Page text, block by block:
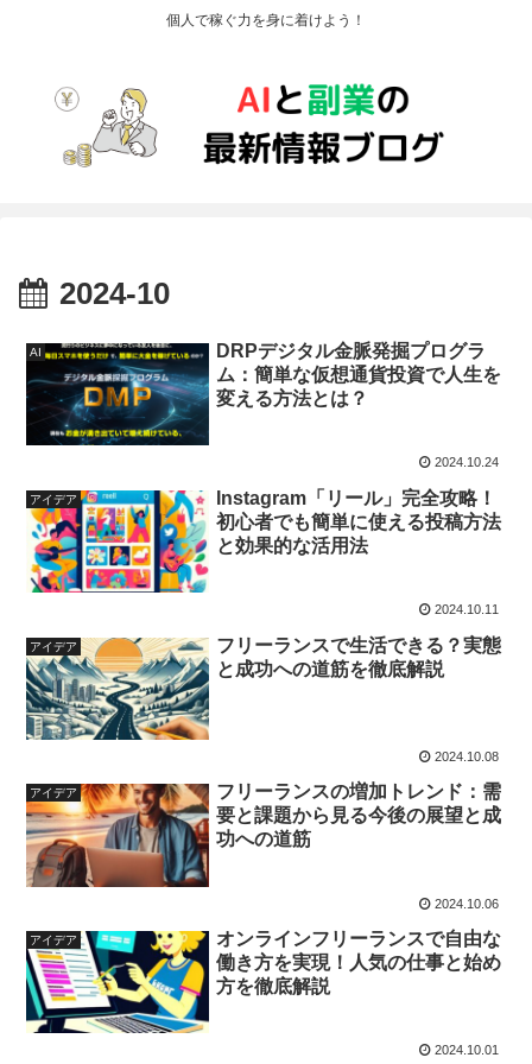
個人で稼ぐ力を身に着けよう！
2024-10
AI
DRPデジタル金脈発掘プログラ
ム：簡単な仮想通貨投資で人生を
変える方法とは？
2024.10.24
アイデア
Instagram「リール」完全攻略！
初心者でも簡単に使える投稿方法
と効果的な活用法
2024.10.11
アイデア
フリーランスで生活できる？実態
と成功への道筋を徹底解説
2024.10.08
アイデア
フリーランスの増加トレンド：需
要と課題から見る今後の展望と成
功への道筋
2024.10.06
アイデア
オンラインフリーランスで自由な
働き方を実現！人気の仕事と始め
方を徹底解説
2024.10.01